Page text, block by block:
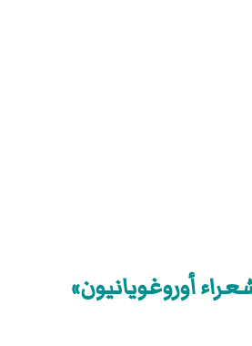
أوروغويانيون»